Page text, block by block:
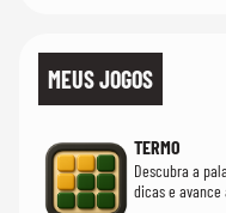
MEUS JOGOS
TERMO
Descubra a
dicas e